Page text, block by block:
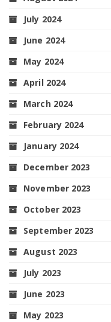
July 2024
June 2024
May 2024
April 2024
March 2024
February 2024
January 2024
December 2023
November 2023
October 2023
September 2023
August 2023
July 2023
June 2023
May 2023